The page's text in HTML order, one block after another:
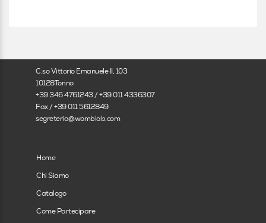
In formazione
C.so Vittorio Emanuele II, 103
10128Torino
+39 346 4761243 / +39 011 4336307
Fax / +39 011 5612849
segreteria@womblab.com
Home
Chi Siamo
Catalogo
Come Partecipare